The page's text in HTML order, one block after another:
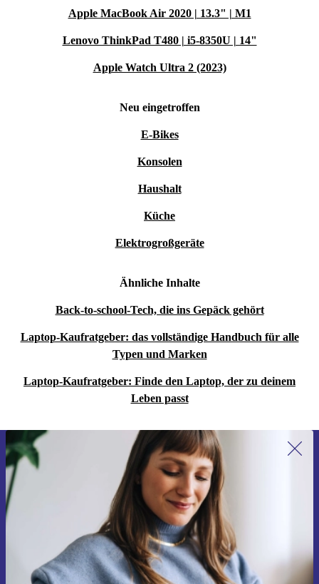
Apple MacBook Air 2020 | 13.3" | M1
Lenovo ThinkPad T480 | i5-8350U | 14"
Apple Watch Ultra 2 (2023)
Neu eingetroffen
E-Bikes
Konsolen
Haushalt
Küche
Elektrogroßgeräte
Ähnliche Inhalte
Back-to-school-Tech, die ins Gepäck gehört
Laptop-Kaufratgeber: das vollständige Handbuch für alle
Typen und Marken
Laptop-Kaufratgeber: Finde den Laptop, der zu deinem
Leben passt
Erstmals zum Newsletter anmelden,
15 € sparen!
Verpasse kein Angebot mehr.
Gutschein anfordern